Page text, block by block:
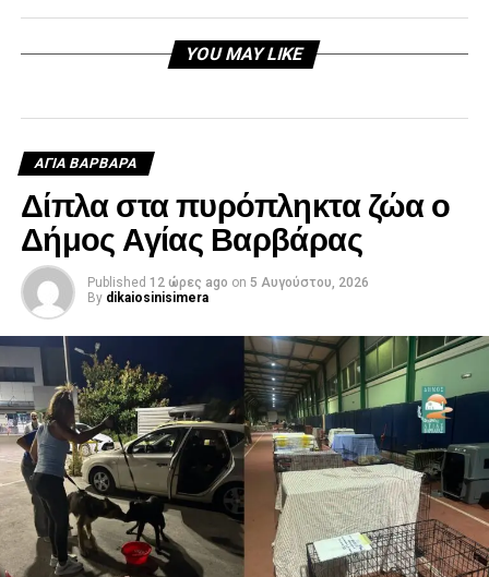
YOU MAY LIKE
ΑΓΙΑ ΒΑΡΒΑΡΑ
Δίπλα στα πυρόπληκτα ζώα ο
Δήμος Αγίας Βαρβάρας
Published 12 ώρες ago on 5 Αυγούστου, 2026
By dikaiosinisimera